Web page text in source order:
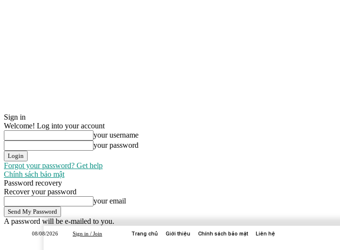
Sign in
Welcome! Log into your account
your username
your password
Forgot your password? Get help
Chính sách bảo mật
Password recovery
Recover your password
your email
A password will be e-mailed to you.
08/08/2026 Sign in / Join Trang chủ Giới thiệu Chính sách bảo mật Liên hệ